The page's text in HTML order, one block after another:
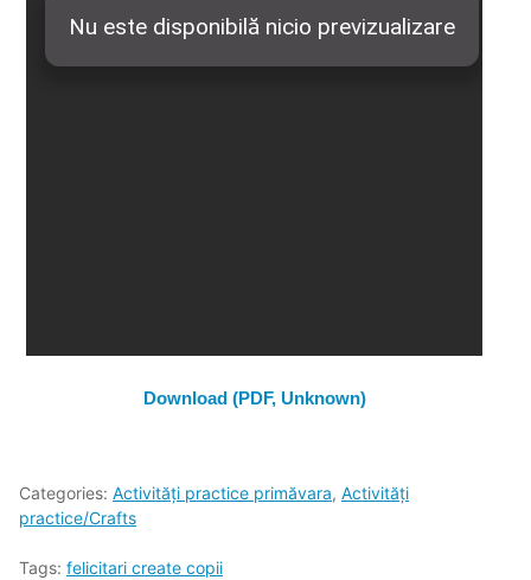
Download (PDF, Unknown)
Categories: Activități practice primăvara, Activități
practice/Crafts
Tags: felicitari create copii